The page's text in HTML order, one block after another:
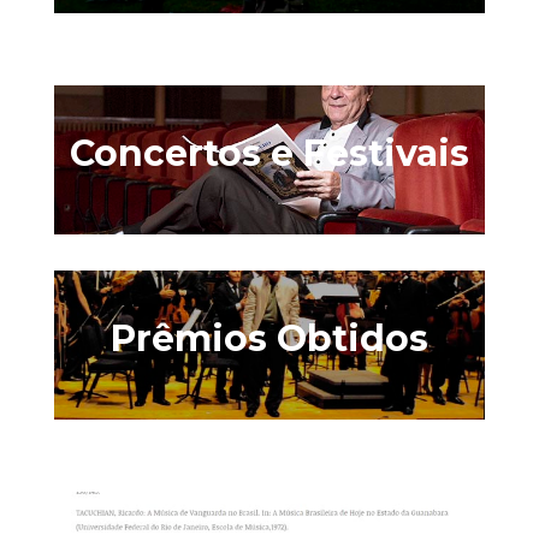
Concertos e Festivais
Prêmios Obtidos